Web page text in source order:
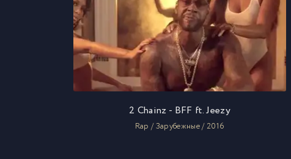
2 Chainz - BFF ft. Jeezy
Rap / Зарубежные / 2016